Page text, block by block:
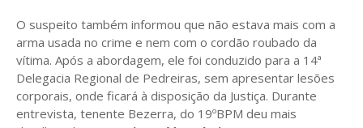
O suspeito também informou que não estava mais com a
arma usada no crime e nem com o cordão roubado da
vítima. Após a abordagem, ele foi conduzido para a 14ª
Delegacia Regional de Pedreiras, sem apresentar lesões
corporais, onde ficará à disposição da Justiça. Durante
entrevista, tenente Bezerra, do 19ºBPM deu mais